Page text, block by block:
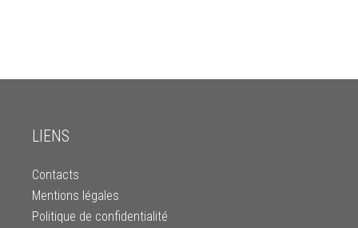
LIENS
Contacts
Mentions légales
Politique de confidentialité